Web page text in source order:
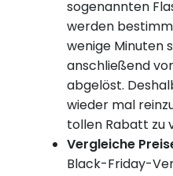
sogenannten
werden
wenige Minuten
anschließend
abgelöst.
wieder mal
tollen Rabatt zu
Vergleiche
Black-Friday-